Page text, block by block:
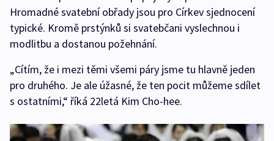
Hromadné svatební obřady jsou pro Církev sjednocení
typické. Kromě prstýnků si svatebčani vyslechnou i
modlitbu a dostanou požehnání.
„Cítím, že i mezi těmi všemi páry jsme tu hlavně jeden
pro druhého. Je ale úžasné, že ten pocit můžeme sdílet
s ostatními,“ říká 22letá Kim Cho-hee.